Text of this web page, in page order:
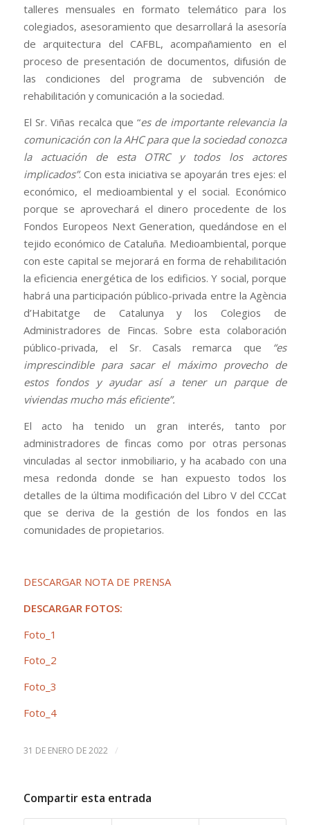
talleres mensuales en formato telemático para los
colegiados, asesoramiento que desarrollará la asesoría
de arquitectura del CAFBL, acompañamiento en el
proceso de presentación de documentos, difusión de
las condiciones del programa de subvención de
rehabilitación y comunicación a la sociedad.
El Sr. Viñas recalca que “es de importante relevancia la
comunicación con la AHC para que la sociedad conozca
la actuación de esta OTRC y todos los actores
implicados”. Con esta iniciativa se apoyarán tres ejes: el
económico, el medioambiental y el social. Económico
porque se aprovechará el dinero procedente de los
Fondos Europeos Next Generation, quedándose en el
tejido económico de Cataluña. Medioambiental, porque
con este capital se mejorará en forma de rehabilitación
la eficiencia energética de los edificios. Y social, porque
habrá una participación público-privada entre la Agència
d’Habitatge de Catalunya y los Colegios de
Administradores de Fincas. Sobre esta colaboración
público-privada, el Sr. Casals remarca que “es
imprescindible para sacar el máximo provecho de
estos fondos y ayudar así a tener un parque de
viviendas mucho más eficiente”.
El acto ha tenido un gran interés, tanto por
administradores de fincas como por otras personas
vinculadas al sector inmobiliario, y ha acabado con una
mesa redonda donde se han expuesto todos los
detalles de la última modificación del Libro V del CCCat
que se deriva de la gestión de los fondos en las
comunidades de propietarios.
DESCARGAR NOTA DE PRENSA
DESCARGAR FOTOS:
Foto_1
Foto_2
Foto_3
Foto_4
31 DE ENERO DE 2022 /
Compartir esta entrada